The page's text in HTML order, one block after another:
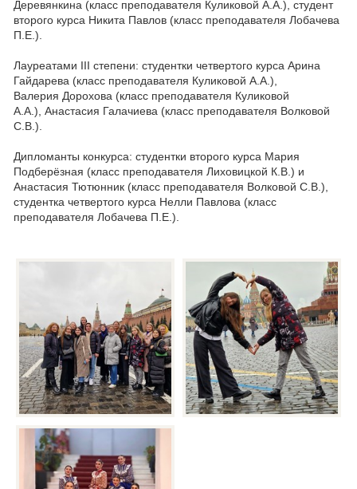
Деревянкина (класс преподавателя Куликовой А.А.), студент
второго курса Никита Павлов (класс преподавателя Лобачева
П.Е.).
Лауреатами III степени: студентки четвертого курса Арина
Гайдарева (класс преподавателя Куликовой А.А.),
Валерия Дорохова (класс преподавателя Куликовой
А.А.), Анастасия Галачиева (класс преподавателя Волковой
С.В.).
Дипломанты конкурса: студентки второго курса Мария
Подберёзная (класс преподавателя Лиховицкой К.В.) и
Анастасия Тютюнник (класс преподавателя Волковой С.В.),
студентка четвертого курса Нелли Павлова (класс
преподавателя Лобачева П.Е.).